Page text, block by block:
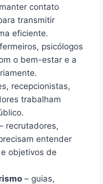
contato
transmitir
eficiente.
psicólogos
o bem-estar e a
recepcionistas,
trabalham
recrutadores,
entender
objetivos de
– guias,